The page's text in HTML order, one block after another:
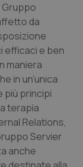
Gruppo
da
efficaci e ben
maniera
in un’unica
più principi
terapia
Relations,
Servier
anche